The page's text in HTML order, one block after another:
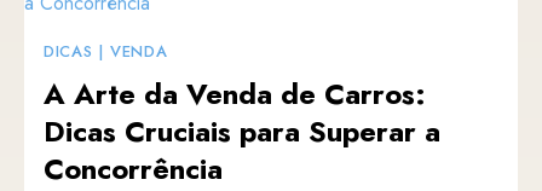
DICAS | VENDA
A Arte da Venda de Carros:
Dicas Cruciais para Superar a
Concorrência